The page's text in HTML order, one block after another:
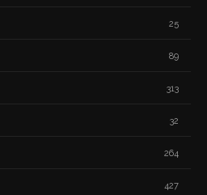
25
89
313
32
264
427